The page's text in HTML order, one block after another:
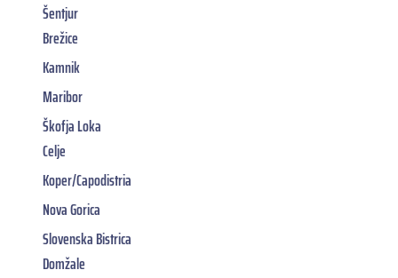
Šentjur
Brežice
Kamnik
Maribor
Škofja Loka
Celje
Koper/Capodistria
Nova Gorica
Slovenska Bistrica
Domžale